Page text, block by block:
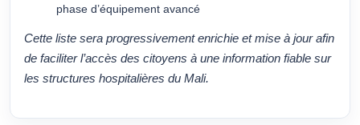
phase d’équipement avancé
Cette liste sera progressivement enrichie et mise à jour afin
de faciliter l’accès des citoyens à une information fiable sur
les structures hospitalières du Mali.